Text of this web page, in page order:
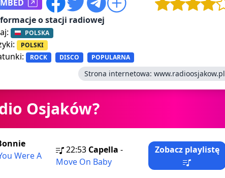
o stacji radiowej
POLSKA
POLSKI
ROCK DISCO POPULARNA
Strona internetowa: www.radioosjakow.pl
Osjaków?
Were A
22:53 Capella -
Move On Baby
Zobacz playlistę